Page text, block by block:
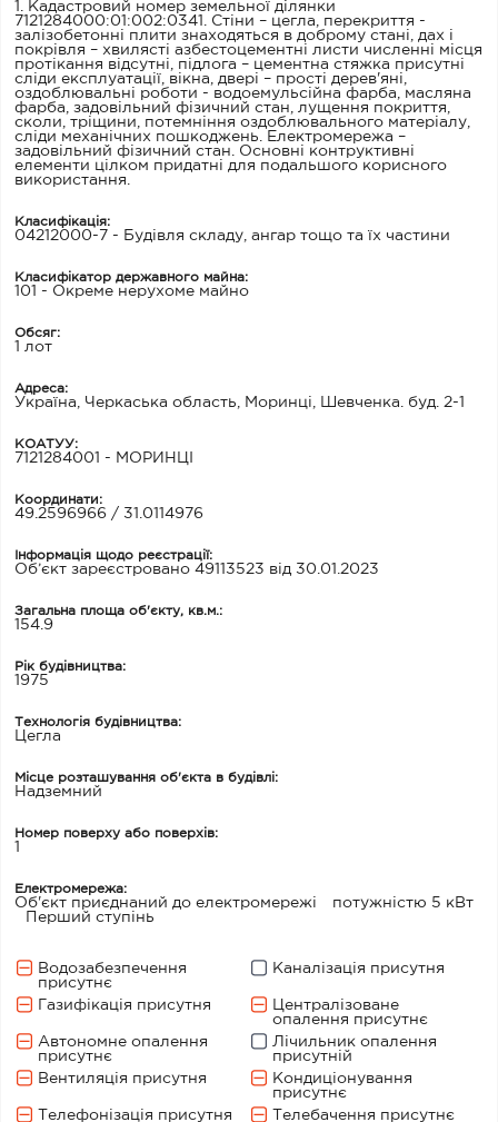
1. Кадастровий номер земельної ділянки
7121284000:01:002:0341. Стіни – цегла, перекриття -
залізобетонні плити знаходяться в доброму стані, дах і
покрівля – хвилясті азбестоцементні листи численні місця
протікання відсутні, підлога – цементна стяжка присутні
сліди експлуатації, вікна, двері – прості дерев'яні,
оздоблювальні роботи - водоемульсійна фарба, масляна
фарба, задовільний фізичний стан, лущення покриття,
сколи, тріщини, потемніння оздоблювального матеріалу,
сліди механічних пошкоджень. Електромережа –
задовільний фізичний стан. Основні контруктивні
елементи цілком придатні для подальшого корисного
використання.
Класифікація:
04212000-7 - Будівля складу, ангар тощо та їх частини
Класифікатор державного майна:
101 - Окреме нерухоме майно
Обсяг:
1 лот
Адреса:
Україна, Черкаська область, Моринці, Шевченка. буд. 2-1
КОАТУУ:
7121284001 - МОРИНЦІ
Координати:
49.2596966 / 31.0114976
Інформація щодо реєстрації:
Об’єкт зареєстровано 49113523 від 30.01.2023
Загальна площа об'єкту, кв.м.:
154.9
Рік будівництва:
1975
Технологія будівництва:
Цегла
Місце розташування об'єкта в будівлі:
Надземний
Номер поверху або поверхів:
1
Електромережа:
Об'єкт приєднаний до електромережі
потужністю 5 кВт
Перший ступінь
Водозабезпечення
присутнє
Каналізація присутня
Газифікація присутня
Централізоване
опалення присутнє
Автономне опалення
присутнє
Лічильник опалення
присутній
Вентиляція присутня
Кондиціонування
присутнє
Телефонізація присутня
Телебачення присутнє